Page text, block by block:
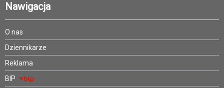
Nawigacja
O nas
Dziennikarze
Reklama
BIP